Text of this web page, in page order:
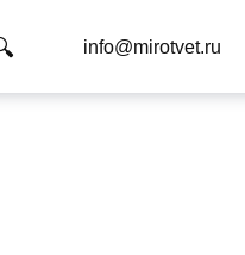
info@mirotvet.ru